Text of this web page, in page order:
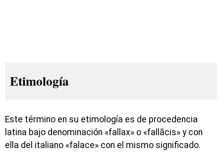
Etimología
Este término en su etimología es de procedencia
latina bajo denominación «fallax» o «fallācis» y con
ella del italiano «falace» con el mismo significado.